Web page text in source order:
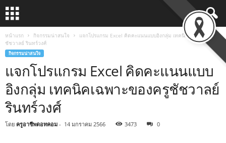
หน้าแรก กิจกรรมน่าสนใจ
แจกโปรแกรม Excel คิดคะแนนแบบอิงกลุ่ม เทคนิคเฉพาะของครู
ชัชวาลย์ รินทร์วงศ์
กิจกรรมน่าสนใจ
แจกโปรแกรม Excel คิดคะแนนแบบ
อิงกลุ่ม เทคนิคเฉพาะของครูชัชวาลย์
รินทร์วงศ์
โดย ครูอาชีพดอทคอม - 14 มกราคม 2566 3473 0